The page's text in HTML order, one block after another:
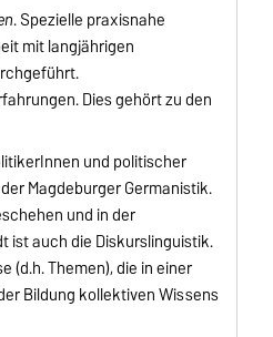
. Spezielle praxisnahe
mit langjährigen
Dies gehört zu den
und politischer
Magdeburger Germanistik.
und in der
ist auch die Diskurslinguistik.
(d.h. Themen), die in einer
Bildung kollektiven Wissens